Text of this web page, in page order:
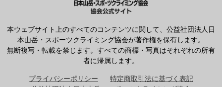
本ウェブサイト上のすべてのコンテンツに関して、公益社団法人日
本山岳・スポーツクライミング協会が著作権を保有します。
無断複写・転載を禁じます。すべての商標・写真はそれぞれの所有
者に帰属します。
プライバシーポリシー
特定商取引法に基づく表記